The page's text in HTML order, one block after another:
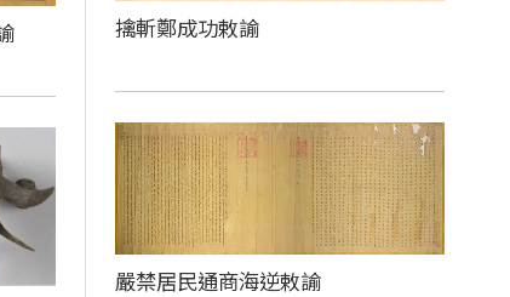
擒斬鄭成功敕諭
嚴禁居民通商海逆敕諭